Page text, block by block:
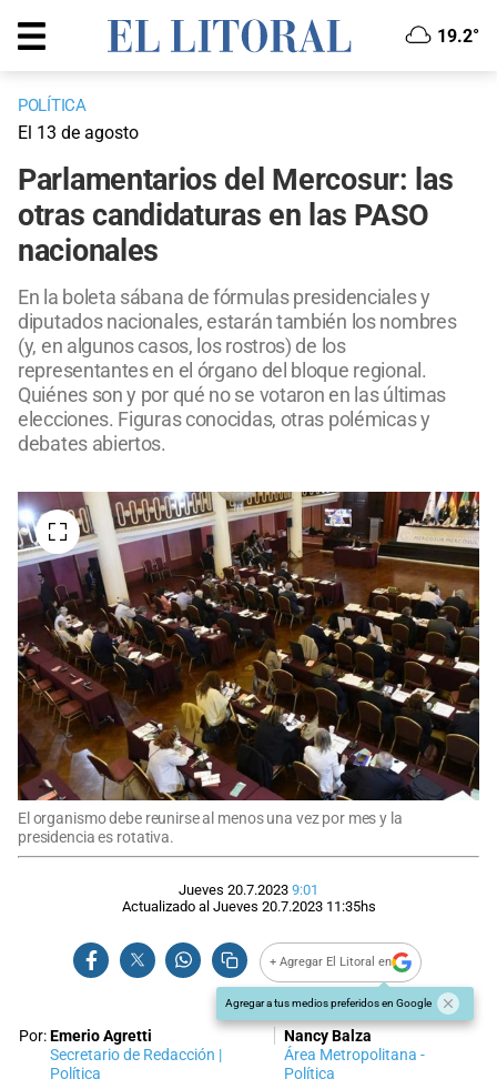
19.2°
POLÍTICA
El 13 de agosto
Parlamentarios del Mercosur: las
otras candidaturas en las PASO
nacionales
En la boleta sábana de fórmulas presidenciales y
diputados nacionales, estarán también los nombres
(y, en algunos casos, los rostros) de los
representantes en el órgano del bloque regional.
Quiénes son y por qué no se votaron en las últimas
elecciones. Figuras conocidas, otras polémicas y
debates abiertos.
El organismo debe reunirse al menos una vez por mes y la
presidencia es rotativa.
Jueves 20.7.2023 9:01
Actualizado al Jueves 20.7.2023 11:35hs
+ Agregar El Litoral en
Agregar a tus medios preferidos en Google
Por:Emerio Agretti
Secretario de Redacción |
Política
Nancy Balza
Área Metropolitana -
Política